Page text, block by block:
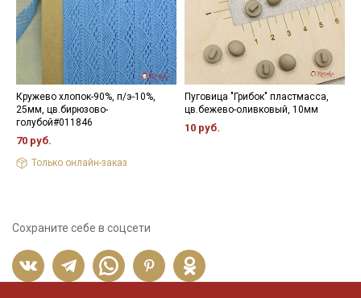
Кружево хлопок-90%, п/э-10%,
25мм, цв.бирюзово-
голубой#011846
70 руб.
Только онлайн-заказ
Пуговица "Грибок" пластмасса,
цв.бежево-оливковый, 10мм
10 руб.
Сохраните себе в соцсети